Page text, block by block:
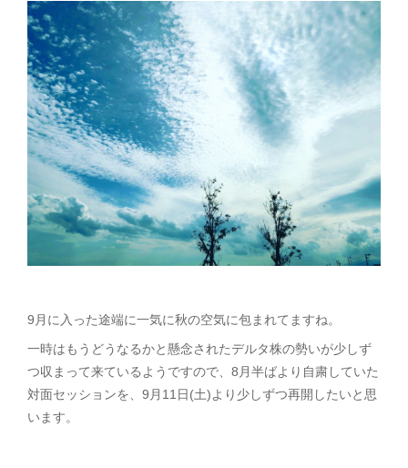
9月に入った途端に一気に秋の空気に包まれてますね。
一時はもうどうなるかと懸念されたデルタ株の勢いが少しず
つ収まって来ているようですので、8月半ばより自粛していた
対面セッションを、9月11日(土)より少しずつ再開したいと思
います。